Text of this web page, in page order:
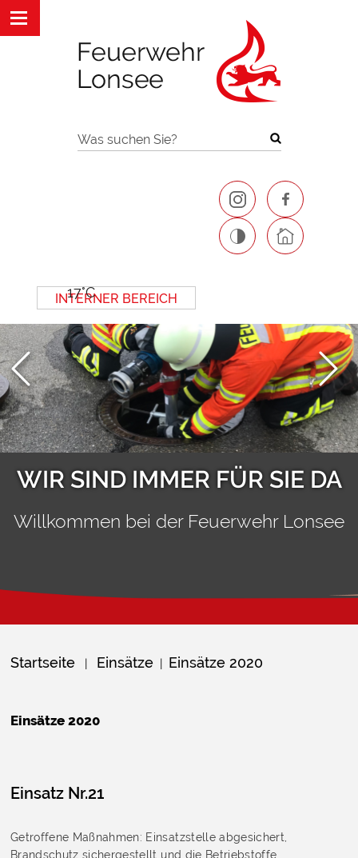
Was suchen Sie?
INTERNER BEREICH
17°C
Next
WIR SIND IMMER FÜR SIE DA
Willkommen bei der Feuerwehr Lonsee
Startseite | Einsätze | Einsätze 2020
Einsätze 2020
Einsatz Nr.21
Getroffene Maßnahmen: Einsatzstelle abgesichert,
Brandschutz sichergestellt und die Betriebstoffe